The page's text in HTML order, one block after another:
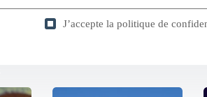
J’accepte la politique de